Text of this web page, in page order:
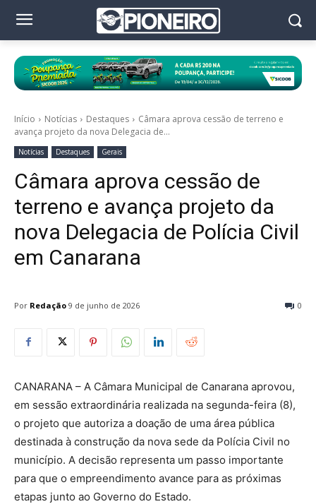
Início Notícias Destaques
Câmara aprova cessão de terreno e
avança projeto da nova Delegacia de...
Notícias Destaques Gerais
Câmara aprova cessão de
terreno e avança projeto da
nova Delegacia de Polícia Civil
em Canarana
Por Redação 0
9 de junho de 2026
CANARANA – A Câmara Municipal de Canarana aprovou,
em sessão extraordinária realizada na segunda-feira (8),
o projeto que autoriza a doação de uma área pública
destinada à construção da nova sede da Polícia Civil no
município. A decisão representa um passo importante
para que o empreendimento avance para as próximas
etapas junto ao Governo do Estado.